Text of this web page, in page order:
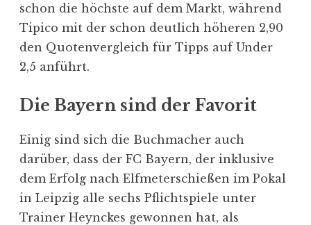
schon die höchste auf dem Markt, während
Tipico mit der schon deutlich höheren 2,90
den Quotenvergleich für Tipps auf Under
2,5 anführt.
Die Bayern sind der Favorit
Einig sind sich die Buchmacher auch
darüber, dass der FC Bayern, der inklusive
dem Erfolg nach Elfmeterschießen im Pokal
in Leipzig alle sechs Pflichtspiele unter
Trainer Heynckes gewonnen hat, als